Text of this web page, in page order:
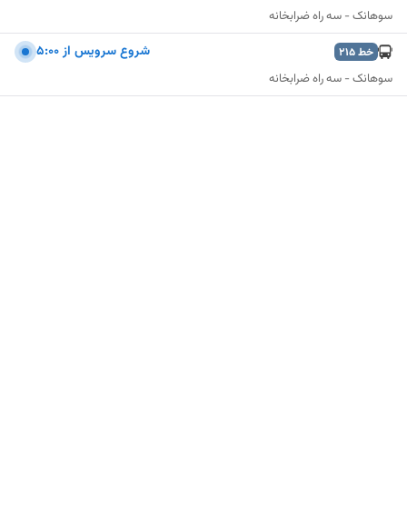
سوهانک - سه راه ضرابخانه
خط215 شروع سرويس از 5:00
سوهانک - سه راه ضرابخانه